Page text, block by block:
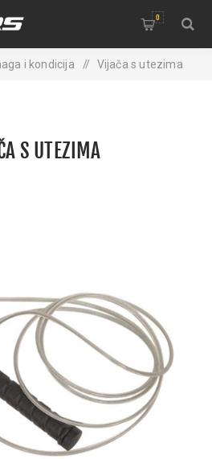
0
i kondicija / Vijača s utezima
S UTEZIMA